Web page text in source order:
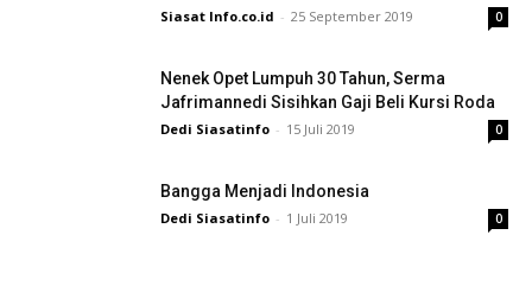
Siasat Info.co.id - 25 September 2019 0
Nenek Opet Lumpuh 30 Tahun, Serma
Jafrimannedi Sisihkan Gaji Beli Kursi Roda
Dedi Siasatinfo - 15 Juli 2019 0
Bangga Menjadi Indonesia
Dedi Siasatinfo - 1 Juli 2019 0